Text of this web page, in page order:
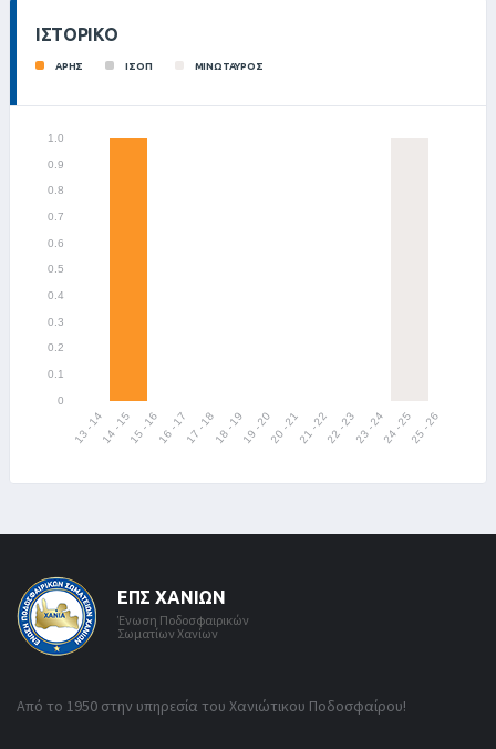
ΙΣΤΟΡΙΚΌ
ΑΡΗΣ ΙΣΟΠ ΜΙΝΩΤΑΥΡΟΣ
ΕΠΣ ΧΑΝΊΩΝ
Ένωση Ποδοσφαιρικών
Σωματίων Χανίων
Από το 1950 στην υπηρεσία του Χανιώτικου Ποδοσφαίρου!